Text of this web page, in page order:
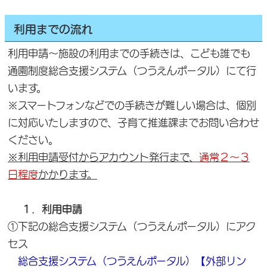
利用までの流れ
利用申請～施設の利用までの手続きは、こども誰でも
通園制度総合支援システム（つうえんポータル）にて行
います。
※スマートフォンなどでの手続きが難しい場合は、個別
に対応いたしますので、子育て推進課までお問い合わせ
ください。
※利用申請受付からアカウント発行まで、 通常２～３
日程度かかります。
１．利用申請
①下記の総合支援システム（つうえんポータル）にアク
セス
総合支援システム（つうえんポータル）【外部リン